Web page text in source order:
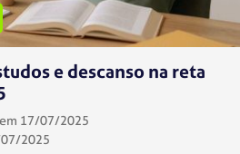
e descanso na reta
em 17/07/2025
2025